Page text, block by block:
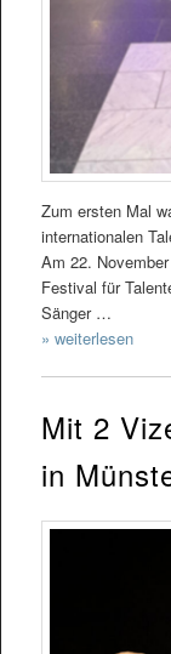
Zum ersten Mal
internationalen
Am 22.
Festival für
Sänger …
» weiterlesen
Mit 2
in